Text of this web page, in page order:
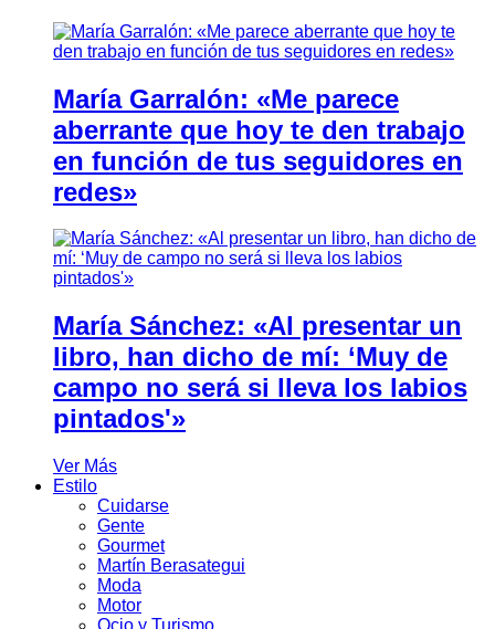
María Garralón: «Me parece
aberrante que hoy te den trabajo
en función de tus seguidores en
redes»
María Sánchez: «Al presentar un
libro, han dicho de mí: ‘Muy de
campo no será si lleva los labios
pintados'»
Ver Más
Estilo
Cuidarse
Gente
Gourmet
Martín Berasategui
Moda
Motor